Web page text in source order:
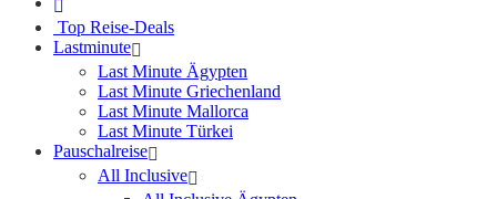
Top Reise-Deals
Lastminute
Last Minute Ägypten
Last Minute Griechenland
Last Minute Mallorca
Last Minute Türkei
Pauschalreise
All Inclusive